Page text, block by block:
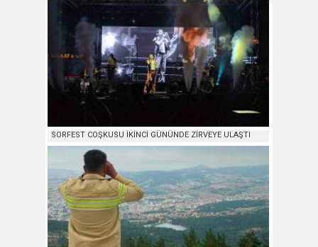
SORFEST COŞKUSU İKİNCİ GÜNÜNDE ZİRVEYE ULAŞTI